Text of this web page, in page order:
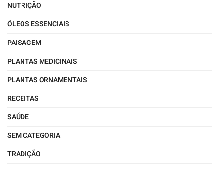
NUTRIÇÃO
ÓLEOS ESSENCIAIS
PAISAGEM
PLANTAS MEDICINAIS
PLANTAS ORNAMENTAIS
RECEITAS
SAÚDE
SEM CATEGORIA
TRADIÇÃO